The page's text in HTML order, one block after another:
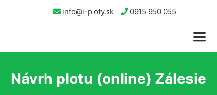
info@i-ploty.sk 0915 950 055
Návrh plotu (online) Zálesie